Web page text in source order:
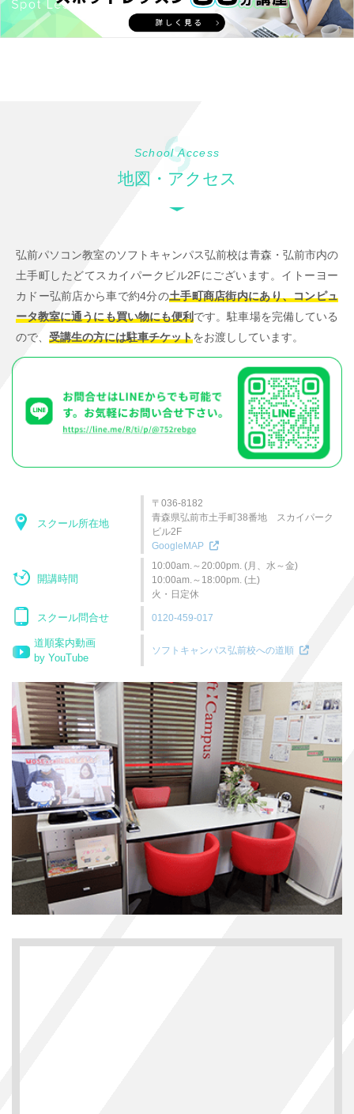
School Access
地図・アクセス
弘前パソコン教室のソフトキャンパス弘前校は青森・弘前市内の
土手町したどてスカイパークビル2Fにございます。イトーヨー
カドー弘前店から車で約4分の土手町商店街内にあり、コンピュ
ータ教室に通うにも買い物にも便利です。駐車場を完備している
ので、 受講生の方には駐車チケットをお渡ししています。
スクール所在地
〒036-8182
青森県弘前市土手町38番地 スカイパーク
ビル2F
GoogleMAP
開講時間
10:00am.～20:00pm. (月、水～金)
10:00am.～18:00pm. (土)
火・日定休
スクール問合せ 0120-459-017
道順案内動画
by YouTube
ソフトキャンパス弘前校への道順